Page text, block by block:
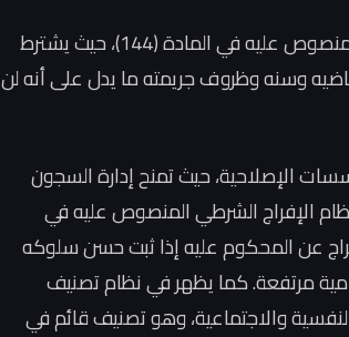
ويبرز أثر الخطورة الإجرامية بوضوح في نظام إيقاف تنفيذ العقوبة المنصوص عليه في المادة (144)، حيث يشترط
وسنه وظروف جريمته ما يدل على أنه لن
الإصلاحية، حيث تمنح إدارة السجون
الإفراج الشرطي المنصوص عليه في
(المواد 331–337)، الذي يجيز الإفراج عن المحكوم عليه إذا ثبت حسن سلوكه
مرتفعة. كما يظهر في نظام تصنيف
والاجتماعية، وهو تصنيف قائم في